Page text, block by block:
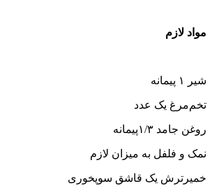
مواد لازم
شیر ۱ پیمانه
تخم‌مرغ یک عدد
روغن جامد ۱/۳پیمانه
نمک و فلفل به میزان لازم
خمیرترش یک قاشق سوپخوری